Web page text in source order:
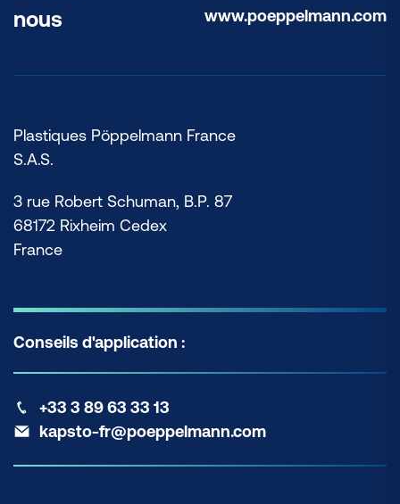
nous
www.poeppelmann.com
Plastiques Pöppelmann France
S.A.S.
3 rue Robert Schuman, B.P. 87
68172 Rixheim Cedex
France
Conseils d'application :
+33 3 89 63 33 13
kapsto-fr@poeppelmann.com